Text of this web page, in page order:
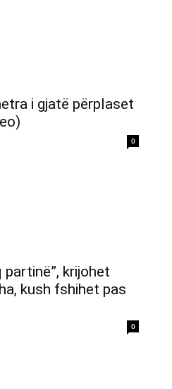
i gjatë përplaset
0
partinë”, krijohet
kush fshihet pas
0